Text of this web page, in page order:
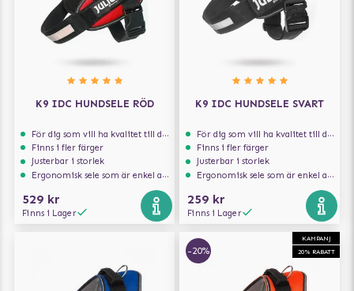
K9 IDC HUNDSELE RÖD
För dig som vill ha kvalitet till din hund!
Finns i fler färger
Justerbar i storlek
Ergonomisk sele som är enkel att ta på och av
529 kr
Finns i Lager
K9 IDC HUNDSELE SVART
För dig som vill ha kvalitet till din hund!
Finns i fler färger
Justerbar i storlek
Ergonomisk sele som är enkel att ta på och av
259 kr
Finns i Lager
KAMPANJ
20% RABATT
-20%